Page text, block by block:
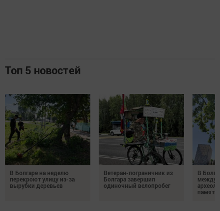
Топ 5 новостей
В Болгаре на неделю
перекроют улицу из-за
вырубки деревьев
Ветеран-пограничник из
Болгара завершил
одиночный велопробег
В
памяти